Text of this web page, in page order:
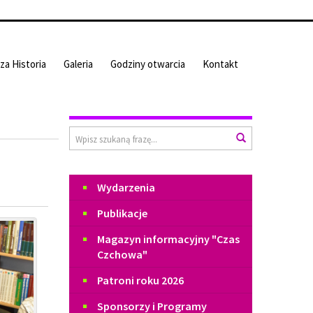
Historia Galeria Godziny otwarcia Kontakt
Wyszukiwarka
MenuWydarzenia
Publikacje
Magazyn informacyjny "Czas
Czchowa"
Patroni roku 2026
Sponsorzy i Programy